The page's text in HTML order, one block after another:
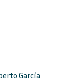
García